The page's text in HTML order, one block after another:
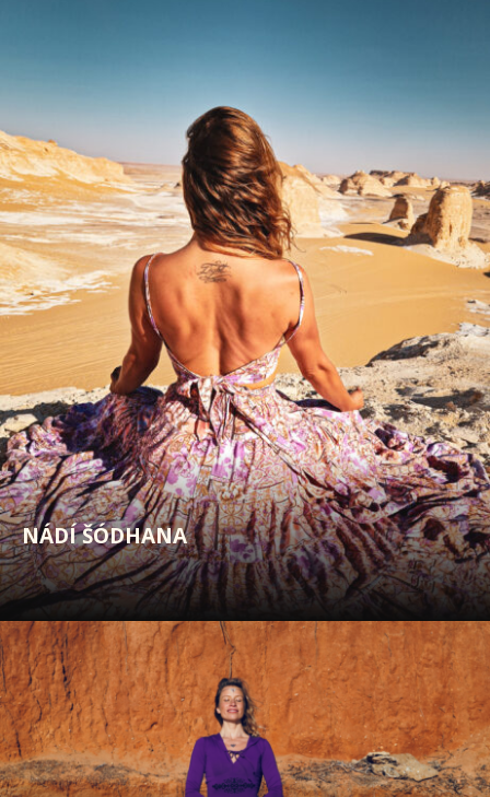
NÁDÍ ŠÓDHANA